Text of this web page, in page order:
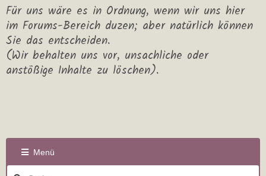
Für uns wäre es in Ordnung, wenn wir uns hier
im Forums-Bereich duzen; aber natürlich können
Sie das entscheiden.
(Wir behalten uns vor, unsachliche oder
anstößige Inhalte zu löschen).
Menü